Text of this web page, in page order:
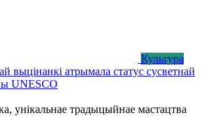
Культура
выцінанкі атрымала статус сусветнай
UNESCO
унікальнае традыцыйнае мастацтва